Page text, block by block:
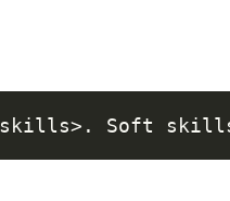
skills>. Soft